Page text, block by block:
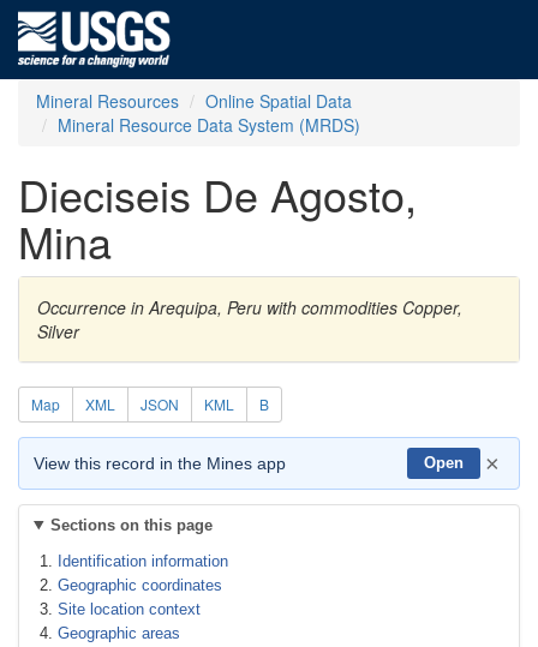
Mineral Resources
Online Spatial Data
Mineral Resource Data System (MRDS)
Dieciseis De Agosto,
Mina
Occurrence in Arequipa, Peru with commodities Copper,
Silver
Map XML JSON KML B
View this record in the Mines app Open ×
Sections on this page
Identification information
Geographic coordinates
Site location context
Geographic areas